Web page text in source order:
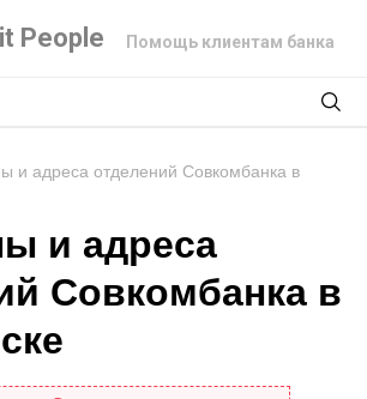
People Помощь клиентам банка
и адреса отделений Совкомбанка в
и адреса
Совкомбанка в